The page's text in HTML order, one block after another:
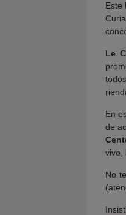
Este
Le
En
de
vivo,
No